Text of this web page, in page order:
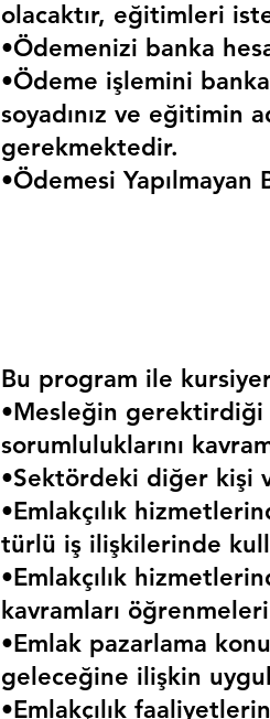
olacaktır, eğitimleri
•Ödemenizi banka
•Ödeme işlemini
soyadınız ve eğitimin
gerekmektedir.
•Ödemesi
Bu program ile
•Mesleğin gerektirdiği
sorumluluklarını
•Sektördeki diğer kişi
•Emlakçılık
türlü iş ilişkilerinde
•Emlakçılık
kavramları
•Emlak pazarlama
geleceğine ilişkin
•Emlakçılık